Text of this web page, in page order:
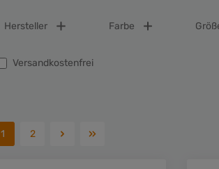
Hersteller Farbe
Filter hinzufügen: Versandkostenfrei
Versandkostenfrei
1 2